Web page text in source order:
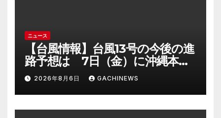
ニュース
【台風情報】台風13号の今後の進
路予想は 7日（金）に沖縄本島
に直撃するおそれ 一部の家屋
が倒壊するおそれがある猛烈な
風が吹く見込み(FNNプライムオ
ンライン)
2026年8月6日 GACHINEWS